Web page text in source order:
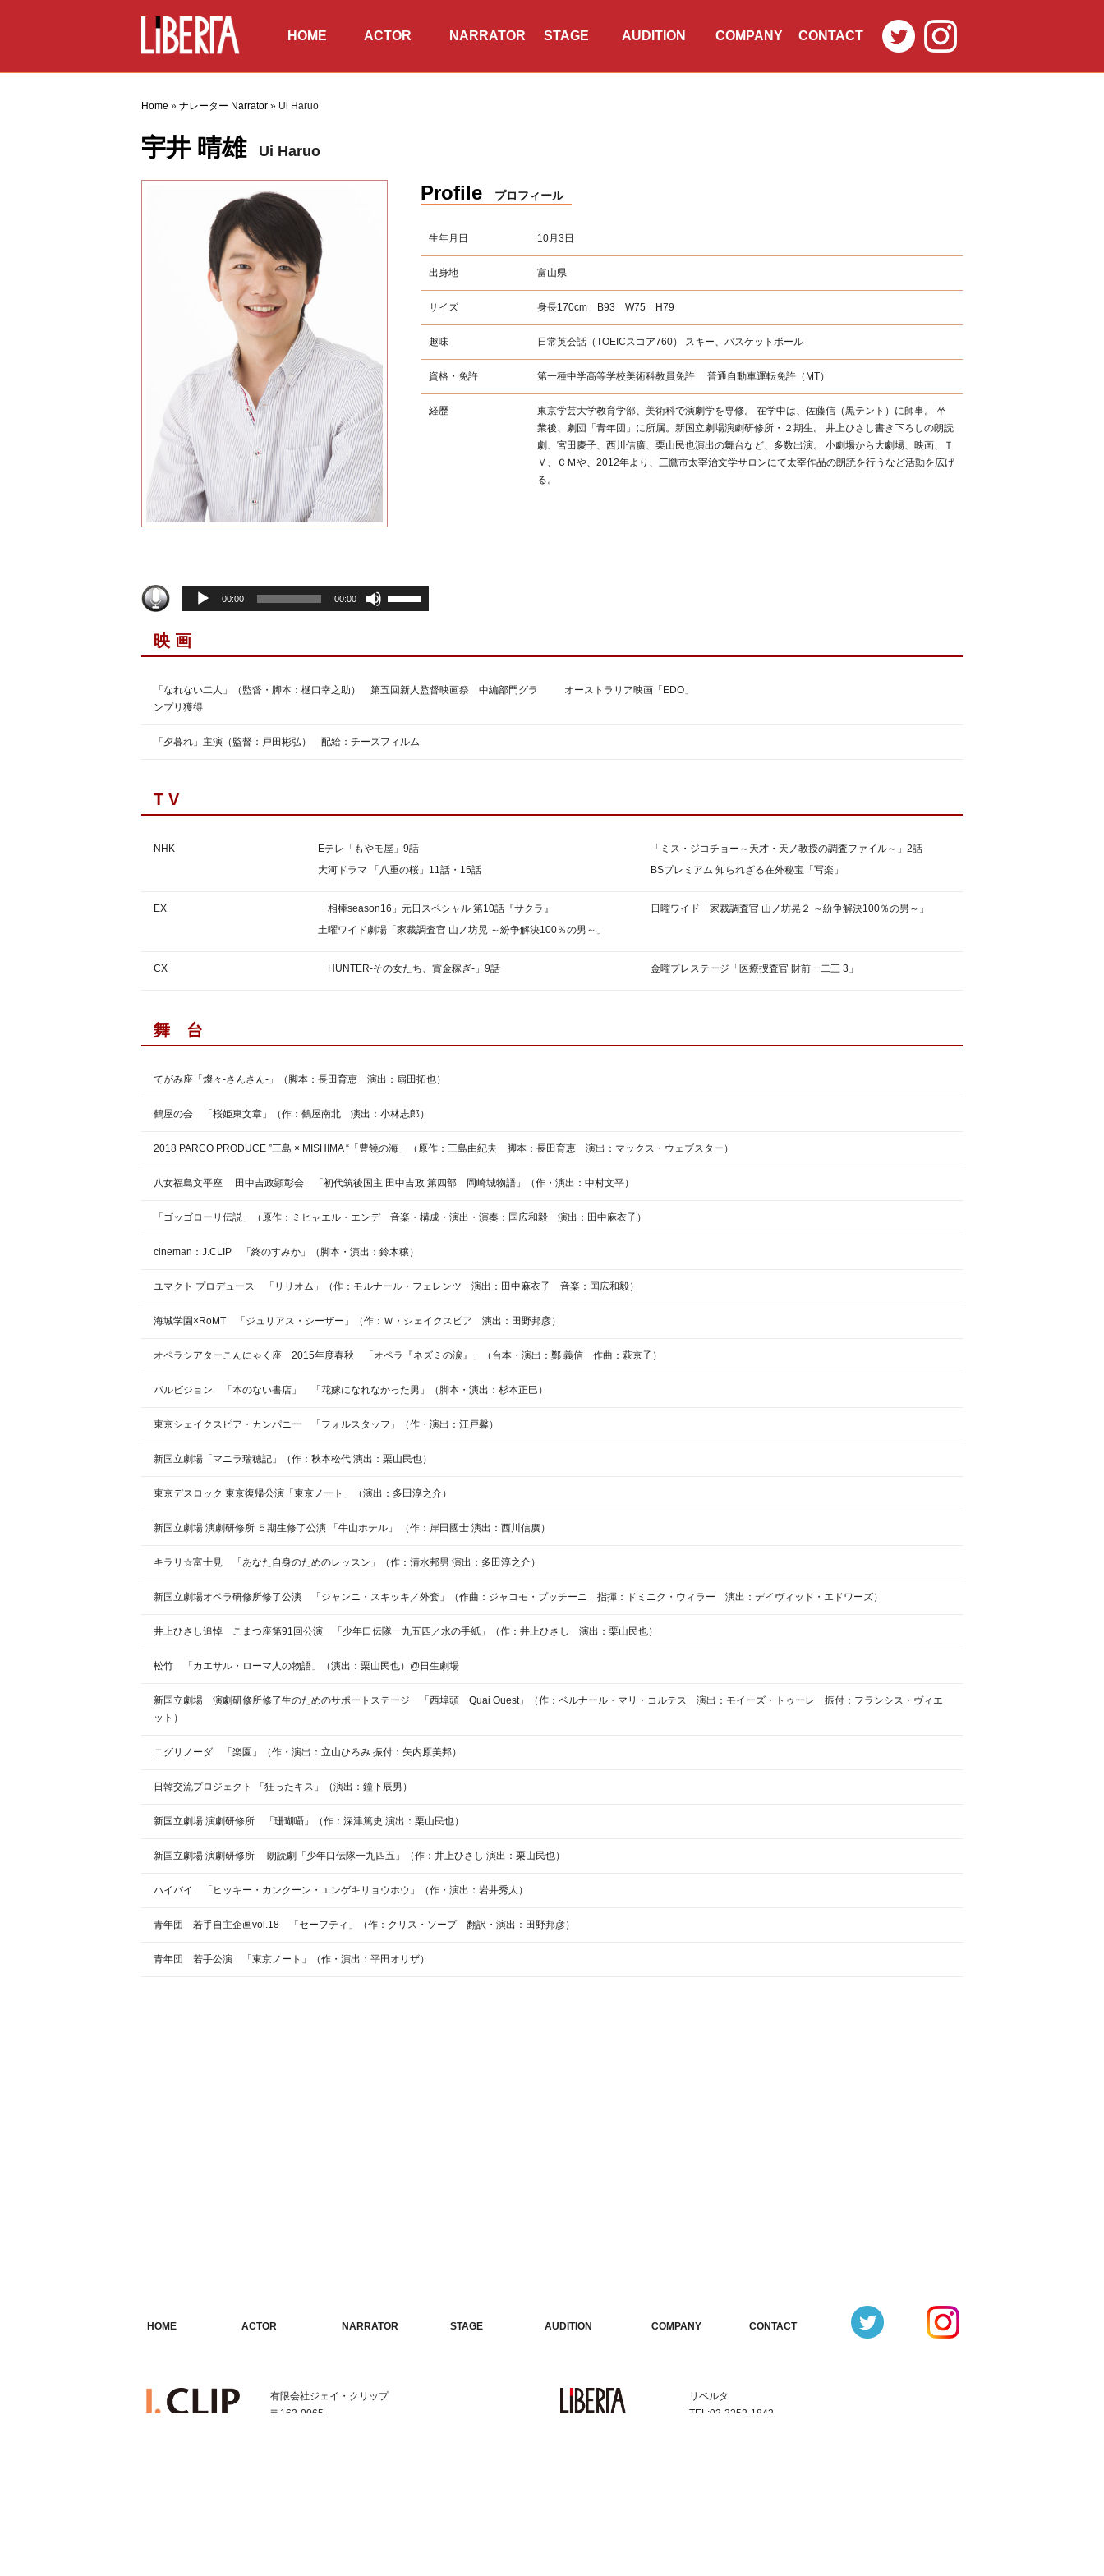
HOME
ホーム
ACTOR
俳優・タレント
NARRATOR
ナレーター
STAGE
公演情報
AUDITION
オーディション
COMPANY
会社概要
CONTACT
お問合せ
TWITTERINSTAGRAM
Home » ナレーター Narrator » Ui Haruo
宇井 晴雄 Ui Haruo
Profile プロフィール
生年月日 10月3日
出身地 富山県
サイズ 身長170cm B93 W75 H79
趣味 日常英会話（TOEICスコア760） スキー、バスケットボール
資格・免許 第一種中学高等学校美術科教員免許 普通自動車運転免許（MT）
経歴
東京学芸大学教育学部、美術科で演劇学を専修。 在学中は、佐藤信（黒テント）に師事。 卒
業後、劇団「青年団」に所属。新国立劇場演劇研修所・２期生。 井上ひさし書き下ろしの朗読
劇、宮田慶子、西川信廣、栗山民也演出の舞台など、多数出演。 小劇場から大劇場、映画、Ｔ
Ｖ、ＣＭや、2012年より、三鷹市太宰治文学サロンにて太宰作品の朗読を行うなど活動を広げ
る。
声
レ
ー
00:00 00:00
ボ
リ
節
上
キ
を
使
て
い。
映 画
「なれない二人」（監督・脚本：樋口幸之助） 第五回新人監督映画祭 中編部門グラ
ンプリ獲得
オーストラリア映画「EDO」
「夕暮れ」主演（監督：戸田彬弘） 配給：チーズフィルム
T V
NHK Eテレ「もやモ屋」9話
「ミス・ジコチョー～天才・天ノ教授の調査ファイル～」2話
大河ドラマ 「八重の桜」11話・15話
BSプレミアム 知られざる在外秘宝「写楽」
EX 「相棒season16」元日スペシャル 第10話『サクラ』
日曜ワイド「家裁調査官 山ノ坊晃２ ～紛争解決100％の男～」
土曜ワイド劇場「家裁調査官 山ノ坊晃 ～紛争解決100％の男～」
CX 「HUNTER-その女たち、賞金稼ぎ-」9話 金曜プレステージ「医療捜査官 財前一二三 3」
舞 台
てがみ座「燦々‐さんさん‐」（脚本：長田育恵 演出：扇田拓也）
鶴屋の会 「桜姫東文章」（作：鶴屋南北 演出：小林志郎）
2018 PARCO PRODUCE ”三島 × MISHIMA “「豊饒の海」（原作：三島由紀夫 脚本：長田育恵 演出：マックス・ウェブスター）
八女福島文平座 田中吉政顕彰会 「初代筑後国主 田中吉政 第四部 岡崎城物語」（作・演出：中村文平）
「ゴッゴローリ伝説」（原作：ミヒャエル・エンデ 音楽・構成・演出・演奏：国広和毅 演出：田中麻衣子）
cineman：J.CLIP 「終のすみか」（脚本・演出：鈴木穣）
ユマクト プロデュース 「リリオム」（作：モルナール・フェレンツ 演出：田中麻衣子 音楽：国広和毅）
海城学園×RoMT 「ジュリアス・シーザー」（作：Ｗ・シェイクスピア 演出：田野邦彦）
オペラシアターこんにゃく座 2015年度春秋 「オペラ『ネズミの涙』」（台本・演出：鄭 義信 作曲：萩京子）
パルビジョン 「本のない書店」 「花嫁になれなかった男」（脚本・演出：杉本正巳）
東京シェイクスピア・カンパニー 「フォルスタッフ」（作・演出：江戸馨）
新国立劇場「マニラ瑞穂記」（作：秋本松代 演出：栗山民也）
東京デスロック 東京復帰公演「東京ノート」（演出：多田淳之介）
新国立劇場 演劇研修所 ５期生修了公演 「牛山ホテル」 （作：岸田國士 演出：西川信廣）
キラリ☆富士見 「あなた自身のためのレッスン」（作：清水邦男 演出：多田淳之介）
新国立劇場オペラ研修所修了公演 「ジャンニ・スキッキ／外套」（作曲：ジャコモ・プッチーニ 指揮：ドミニク・ウィラー 演出：デイヴィッド・エドワーズ）
井上ひさし追悼 こまつ座第91回公演 「少年口伝隊一九五四／水の手紙」（作：井上ひさし 演出：栗山民也）
松竹 「カエサル・ローマ人の物語」（演出：栗山民也）@日生劇場
新国立劇場 演劇研修所修了生のためのサポートステージ 「西埠頭 Quai Ouest」（作：ベルナール・マリ・コルテス 演出：モイーズ・トゥーレ 振付：フランシス・ヴィエ
ット）
ニグリノーダ 「楽園」（作・演出：立山ひろみ 振付：矢内原美邦）
日韓交流プロジェクト 「狂ったキス」（演出：鐘下辰男）
新国立劇場 演劇研修所 「珊瑚囁」（作：深津篤史 演出：栗山民也）
新国立劇場 演劇研修所 朗読劇「少年口伝隊一九四五」（作：井上ひさし 演出：栗山民也）
ハイバイ 「ヒッキー・カンクーン・エンゲキリョウホウ」（作・演出：岩井秀人）
青年団 若手自主企画vol.18 「セーフティ」（作：クリス・ソープ 翻訳・演出：田野邦彦）
青年団 若手公演 「東京ノート」（作・演出：平田オリザ）
HOME ACTOR NARRATOR STAGE AUDITION COMPANY CONTACT
TWITTER INSTAGRAM
有限会社ジェイ・クリップ
〒162-0065
リベルタ
TEL:03-3352-1842